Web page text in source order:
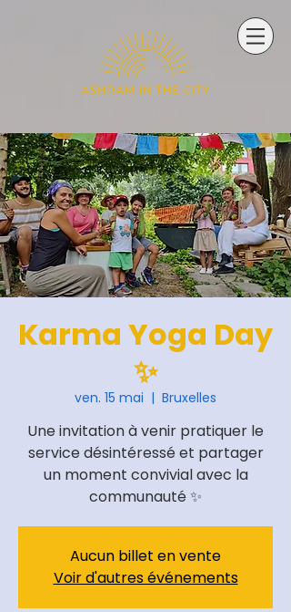
Karma Yoga Day
✨
ven. 15 mai
  |
Bruxelles
Une invitation à venir pratiquer le
service désintéressé et partager
un moment convivial avec la
communauté ✨
Aucun billet en vente
Voir d'autres événements